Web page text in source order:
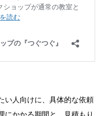
い人向けに、具体的な依頼